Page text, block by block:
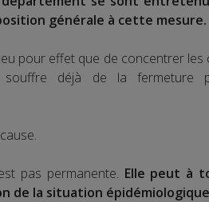
générale à cette mesure.
eu pour effet que de concentrer les
déjà de la fermeture
pas permanente. Elle peut à
de la situation